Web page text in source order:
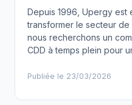
Depuis 1996, Upergy est
transformer le secteur
nous recherchons un
CDD à temps plein pour
Publiée le 23/03/2026